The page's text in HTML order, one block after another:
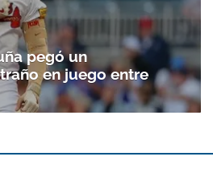
pegó un
en juego entre